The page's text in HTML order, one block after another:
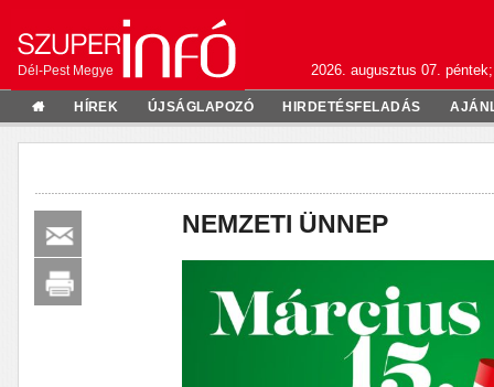
Dél-Pest Megye 2026. augusztus 07.
HÍREK ÚJSÁGLAPOZÓ HIRDETÉSFELADÁS
NEMZETI ÜNNEP